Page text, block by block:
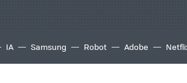
IA Samsung Robot Adobe